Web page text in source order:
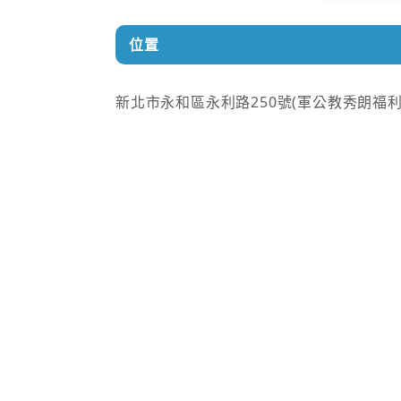
位置
新北市永和區永利路250號(軍公教秀朗福